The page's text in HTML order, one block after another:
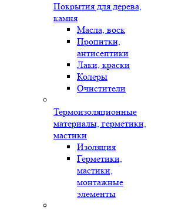
Покрытия для дерева,
камня
Масла, воск
Пропитки,
антисептики
Лаки, краски
Колеры
Очистители
Термоизоляционные
материалы, герметики,
мастики
Изоляция
Герметики,
мастики,
монтажные
элементы